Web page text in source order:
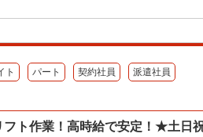
ト パート 契約社員 派遣社員
フト作業！高時給で安定！★土日